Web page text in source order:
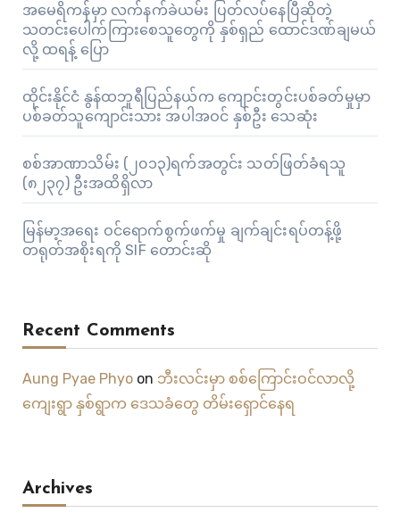
အမေရိကန်မှာ လက်နက်ခဲယမ်း ပြတ်လပ်နေပြီဆိုတဲ့
သတင်းပေါက်ကြားစေသူတွေကို နှစ်ရှည် ထောင်ဒဏ်ချမယ်
လို့ ထရန့် ပြော
ထိုင်းနိုင်ငံ နွန်ထဘူရီပြည်နယ်က ကျောင်းတွင်းပစ်ခတ်မှုမှာ
ပစ်ခတ်သူကျောင်းသား အပါအဝင် နှစ်ဦး သေဆုံး
စစ်အာဏာသိမ်း (၂၀၁၃)ရက်အတွင်း သတ်ဖြတ်ခံရသူ
(၈၂၃၇) ဦးအထိရှိလာ
မြန်မာ့အရေး ဝင်ရောက်စွက်ဖက်မှု ချက်ချင်းရပ်တန့်ဖို့
တရုတ်အစိုးရကို SIF တောင်းဆို
Recent Comments
Aung Pyae Phyoon ဘီးလင်းမှာ စစ်ကြောင်းဝင်လာလို့
ကျေးရွာ နှစ်ရွာက ဒေသခံတွေ တိမ်းရှောင်နေရ
Archives